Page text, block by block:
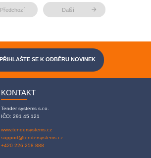
Předchozí Další arrow_forward
PŘIHLAŠTE SE K ODBĚRU NOVINEK
KONTAKT
Tender systems s.r.o.
IČO: 291 45 121
www.tendersystems.cz
support@tendersystems.cz
+420 226 258 888